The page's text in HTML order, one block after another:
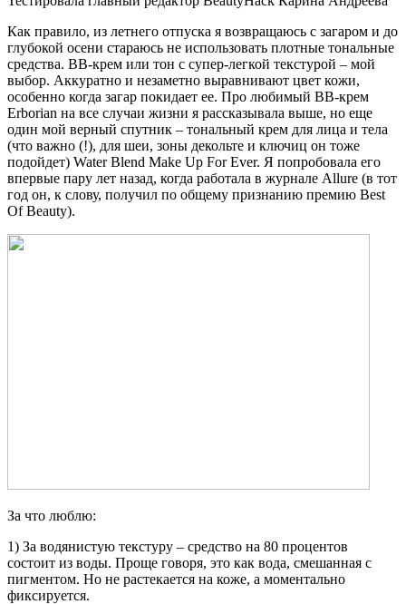
Как правило, из летнего отпуска я возвращаюсь с загаром и до
глубокой осени стараюсь не использовать плотные тональные
средства. BB-крем или тон с супер-легкой текстурой – мой
выбор. Аккуратно и незаметно выравнивают цвет кожи,
особенно когда загар покидает ее. Про любимый BB-крем
Erborian на все случаи жизни я рассказывала выше, но еще
один мой верный спутник – тональный крем для лица и тела
(что важно (!), для шеи, зоны декольте и ключиц он тоже
подойдет) Water Blend Make Up For Ever. Я попробовала его
впервые пару лет назад, когда работала в журнале Allure (в тот
год он, к слову, получил по общему признанию премию Best
Of Beauty).
За что люблю:
1) За водянистую текстуру – средство на 80 процентов
состоит из воды. Проще говоря, это как вода, смешанная с
пигментом. Но не растекается на коже, а моментально
фиксируется.